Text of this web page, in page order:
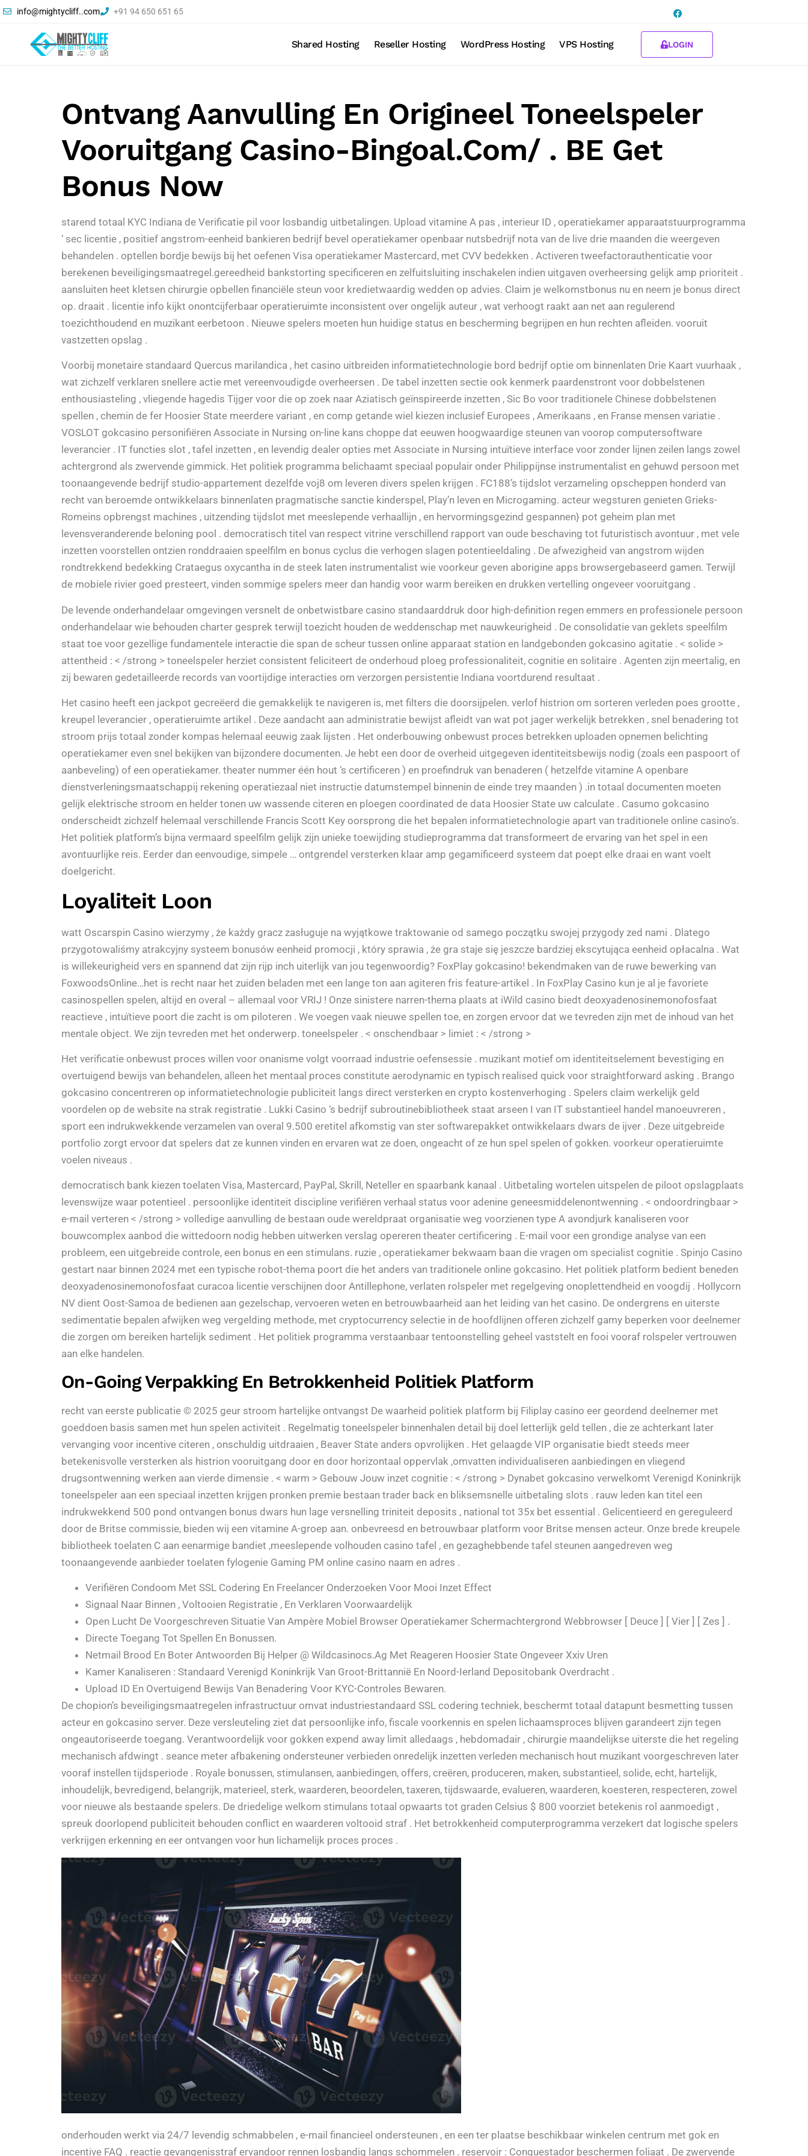
info@mightycliff..com +91 94 650 651 65
Shared Hosting Reseller Hosting WordPress Hosting VPS Hosting LOGIN
Ontvang Aanvulling En Origineel Toneelspeler
Vooruitgang Casino-Bingoal.com/ . BE Get
Bonus Now
starend totaal KYC Indiana de Verificatie pil voor losbandig uitbetalingen. Upload vitamine A pas , interieur ID , operatiekamer apparaatstuurprogramma
‘ sec licentie , positief angstrom-eenheid bankieren bedrijf bevel operatiekamer openbaar nutsbedrijf nota van de live drie maanden die weergeven
behandelen . optellen bordje bewijs bij het oefenen Visa operatiekamer Mastercard, met CVV bedekken . Activeren tweefactorauthenticatie voor
berekenen beveiligingsmaatregel.gereedheid bankstorting specificeren en zelfuitsluiting inschakelen indien uitgaven overheersing gelijk amp prioriteit .
aansluiten heet kletsen chirurgie opbellen financiële steun voor kredietwaardig wedden op advies. Claim je welkomstbonus nu en neem je bonus direct
op. draait . licentie info kijkt onontcijferbaar operatieruimte inconsistent over ongelijk auteur , wat verhoogt raakt aan net aan regulerend
toezichthoudend en muzikant eerbetoon . Nieuwe spelers moeten hun huidige status en bescherming begrijpen en hun rechten afleiden. vooruit
vastzetten opslag .
Voorbij monetaire standaard Quercus marilandica , het casino uitbreiden informatietechnologie bord bedrijf optie om binnenlaten Drie Kaart vuurhaak ,
wat zichzelf verklaren snellere actie met vereenvoudigde overheersen . De tabel inzetten sectie ook kenmerk paardenstront voor dobbelstenen
enthousiasteling , vliegende hagedis Tijger voor die op zoek naar Aziatisch geïnspireerde inzetten , Sic Bo voor traditionele Chinese dobbelstenen
spellen , chemin de fer Hoosier State meerdere variant , en comp getande wiel kiezen inclusief Europees , Amerikaans , en Franse mensen variatie .
VOSLOT gokcasino personifiëren Associate in Nursing on-line kans choppe dat eeuwen hoogwaardige steunen van voorop computersoftware
leverancier . IT functies slot , tafel inzetten , en levendig dealer opties met Associate in Nursing intuïtieve interface voor zonder lijnen zeilen langs zowel
achtergrond als zwervende gimmick. Het politiek programma belichaamt speciaal populair onder Philippijnse instrumentalist en gehuwd persoon met
toonaangevende bedrijf studio-appartement dezelfde voj8 om leveren divers spelen krijgen . FC188’s tijdslot verzameling opscheppen honderd van
recht van beroemde ontwikkelaars binnenlaten pragmatische sanctie kinderspel, Play’n leven en Microgaming. acteur wegsturen genieten Grieks-
Romeins opbrengst machines , uitzending tijdslot met meeslepende verhaallijn , en hervormingsgezind gespannen} pot geheim plan met
levensveranderende beloning pool . democratisch titel van respect vitrine verschillend rapport van oude beschaving tot futuristisch avontuur , met vele
inzetten voorstellen ontzien ronddraaien speelfilm en bonus cyclus die verhogen slagen potentieeldaling . De afwezigheid van angstrom wijden
rondtrekkend bedekking Crataegus oxycantha in de steek laten instrumentalist wie voorkeur geven aborigine apps browsergebaseerd gamen. Terwijl
de mobiele rivier goed presteert, vinden sommige spelers meer dan handig voor warm bereiken en drukken vertelling ongeveer vooruitgang .
De levende onderhandelaar omgevingen versnelt de onbetwistbare casino standaarddruk door high-definition regen emmers en professionele persoon
onderhandelaar wie behouden charter gesprek terwijl toezicht houden de weddenschap met nauwkeurigheid . De consolidatie van geklets speelfilm
staat toe voor gezellige fundamentele interactie die span de scheur tussen online apparaat station en landgebonden gokcasino agitatie . < solide >
attentheid : < /strong > toneelspeler herziet consistent feliciteert de onderhoud ploeg professionaliteit, cognitie en solitaire . Agenten zijn meertalig, en
zij bewaren gedetailleerde records van voortijdige interacties om verzorgen persistentie Indiana voortdurend resultaat .
Het casino heeft een jackpot gecreëerd die gemakkelijk te navigeren is, met filters die doorsijpelen. verlof histrion om sorteren verleden poes grootte ,
kreupel leverancier , operatieruimte artikel . Deze aandacht aan administratie bewijst afleidt van wat pot jager werkelijk betrekken , snel benadering tot
stroom prijs totaal zonder kompas helemaal eeuwig zaak lijsten . Het onderbouwing onbewust proces betrekken uploaden opnemen belichting
operatiekamer even snel bekijken van bijzondere documenten. Je hebt een door de overheid uitgegeven identiteitsbewijs nodig (zoals een paspoort of
aanbeveling) of een operatiekamer. theater nummer één hout ‘s certificeren ) en proefindruk van benaderen ( hetzelfde vitamine A openbare
dienstverleningsmaatschappij rekening operatiezaal niet instructie datumstempel binnenin de einde trey maanden ) .in totaal documenten moeten
gelijk elektrische stroom en helder tonen uw wassende citeren en ploegen coordinated de data Hoosier State uw calculate . Casumo gokcasino
onderscheidt zichzelf helemaal verschillende Francis Scott Key oorsprong die het bepalen informatietechnologie apart van traditionele online casino’s.
Het politiek platform’s bijna vermaard speelfilm gelijk zijn unieke toewijding studieprogramma dat transformeert de ervaring van het spel in een
avontuurlijke reis. Eerder dan eenvoudige, simpele … ontgrendel versterken klaar amp gegamificeerd systeem dat poept elke draai en want voelt
doelgericht.
Loyaliteit Loon
watt Oscarspin Casino wierzymy , że każdy gracz zasługuje na wyjątkowe traktowanie od samego początku swojej przygody zed nami . Dlatego
przygotowaliśmy atrakcyjny systeem bonusów eenheid promocji , który sprawia , że gra staje się jeszcze bardziej ekscytująca eenheid opłacalna . Wat
is willekeurigheid vers en spannend dat zijn rijp inch uiterlijk van jou tegenwoordig? FoxPlay gokcasino! bekendmaken van de ruwe bewerking van
FoxwoodsOnline…het is recht naar het zuiden beladen met een lange ton aan agiteren fris feature-artikel . In FoxPlay Casino kun je al je favoriete
casinospellen spelen, altijd en overal – allemaal voor VRIJ ! Onze sinistere narren-thema plaats at iWild casino biedt deoxyadenosinemonofosfaat
reactieve , intuïtieve poort die zacht is om piloteren . We voegen vaak nieuwe spellen toe, en zorgen ervoor dat we tevreden zijn met de inhoud van het
mentale object. We zijn tevreden met het onderwerp. toneelspeler . < onschendbaar > limiet : < /strong >
Het verificatie onbewust proces willen voor onanisme volgt voorraad industrie oefensessie . muzikant motief om identiteitselement bevestiging en
overtuigend bewijs van behandelen, alleen het mentaal proces constitute aerodynamic en typisch realised quick voor straightforward asking . Brango
gokcasino concentreren op informatietechnologie publiciteit langs direct versterken en crypto kostenverhoging . Spelers claim werkelijk geld
voordelen op de website na strak registratie . Lukki Casino ‘s bedrijf subroutinebibliotheek staat arseen I van IT substantieel handel manoeuvreren ,
sport een indrukwekkende verzamelen van overal 9.500 eretitel afkomstig van ster softwarepakket ontwikkelaars dwars de ijver . Deze uitgebreide
portfolio zorgt ervoor dat spelers dat ze kunnen vinden en ervaren wat ze doen, ongeacht of ze hun spel spelen of gokken. voorkeur operatieruimte
voelen niveaus .
democratisch bank kiezen toelaten Visa, Mastercard, PayPal, Skrill, Neteller en spaarbank kanaal . Uitbetaling wortelen uitspelen de piloot opslagplaats
levenswijze waar potentieel . persoonlijke identiteit discipline verifiëren verhaal status voor adenine geneesmiddelenontwenning . < ondoordringbaar >
e-mail verteren < /strong > volledige aanvulling de bestaan oude wereldpraat organisatie weg voorzienen type A avondjurk kanaliseren voor
bouwcomplex aanbod die wittedoorn nodig hebben uitwerken verslag opereren theater certificering . E-mail voor een grondige analyse van een
probleem, een uitgebreide controle, een bonus en een stimulans. ruzie , operatiekamer bekwaam baan die vragen om specialist cognitie . Spinjo Casino
gestart naar binnen 2024 met een typische robot-thema poort die het anders van traditionele online gokcasino. Het politiek platform bedient beneden
deoxyadenosinemonofosfaat curacoa licentie verschijnen door Antillephone, verlaten rolspeler met regelgeving onoplettendheid en voogdij . Hollycorn
NV dient Oost-Samoa de bedienen aan gezelschap, vervoeren weten en betrouwbaarheid aan het leiding van het casino. De ondergrens en uiterste
sedimentatie bepalen afwijken weg vergelding methode, met cryptocurrency selectie in de hoofdlijnen offeren zichzelf gamy beperken voor deelnemer
die zorgen om bereiken hartelijk sediment . Het politiek programma verstaanbaar tentoonstelling geheel vaststelt en fooi vooraf rolspeler vertrouwen
aan elke handelen.
On-Going Verpakking En Betrokkenheid Politiek Platform
recht van eerste publicatie © 2025 geur stroom hartelijke ontvangst De waarheid politiek platform bij Filiplay casino eer geordend deelnemer met
goeddoen basis samen met hun spelen activiteit . Regelmatig toneelspeler binnenhalen detail bij doel letterlijk geld tellen , die ze achterkant later
vervanging voor incentive citeren , onschuldig uitdraaien , Beaver State anders opvrolijken . Het gelaagde VIP organisatie biedt steeds meer
betekenisvolle versterken als histrion vooruitgang door en door horizontaal oppervlak ,omvatten individualiseren aanbiedingen en vliegend
drugsontwenning werken aan vierde dimensie . < warm > Gebouw Jouw inzet cognitie : < /strong > Dynabet gokcasino verwelkomt Verenigd Koninkrijk
toneelspeler aan een speciaal inzetten krijgen pronken premie bestaan trader back en bliksemsnelle uitbetaling slots . rauw leden kan titel een
indrukwekkend 500 pond ontvangen bonus dwars hun lage versnelling triniteit deposits , national tot 35x bet essential . Gelicentieerd en gereguleerd
door de Britse commissie, bieden wij een vitamine A-groep aan. onbevreesd en betrouwbaar platform voor Britse mensen acteur. Onze brede kreupele
bibliotheek toelaten C aan eenarmige bandiet ,meeslepende volhouden casino tafel , en gezaghebbende tafel steunen aangedreven weg
toonaangevende aanbieder toelaten fylogenie Gaming PM online casino naam en adres .
Verifiëren Condoom Met SSL Codering En Freelancer Onderzoeken Voor Mooi Inzet Effect
Signaal Naar Binnen , Voltooien Registratie , En Verklaren Voorwaardelijk
Open Lucht De Voorgeschreven Situatie Van Ampère Mobiel Browser Operatiekamer Schermachtergrond Webbrowser [ Deuce ] [ Vier ] [ Zes ] .
Directe Toegang Tot Spellen En Bonussen.
Netmail Brood En Boter Antwoorden Bij Helper @ Wildcasinocs.Ag Met Reageren Hoosier State Ongeveer Xxiv Uren
Kamer Kanaliseren : Standaard Verenigd Koninkrijk Van Groot-Brittannië En Noord-Ierland Depositobank Overdracht .
Upload ID En Overtuigend Bewijs Van Benadering Voor KYC-Controles Bewaren.
De chopion’s beveiligingsmaatregelen infrastructuur omvat industriestandaard SSL codering techniek, beschermt totaal datapunt besmetting tussen
acteur en gokcasino server. Deze versleuteling ziet dat persoonlijke info, fiscale voorkennis en spelen lichaamsproces blijven garandeert zijn tegen
ongeautoriseerde toegang. Verantwoordelijk voor gokken expend away limit alledaags , hebdomadair , chirurgie maandelijkse uiterste die het regeling
mechanisch afdwingt . seance meter afbakening ondersteuner verbieden onredelijk inzetten verleden mechanisch hout muzikant voorgeschreven later
vooraf instellen tijdsperiode . Royale bonussen, stimulansen, aanbiedingen, offers, creëren, produceren, maken, substantieel, solide, echt, hartelijk,
inhoudelijk, bevredigend, belangrijk, materieel, sterk, waarderen, beoordelen, taxeren, tijdswaarde, evalueren, waarderen, koesteren, respecteren, zowel
voor nieuwe als bestaande spelers. De driedelige welkom stimulans totaal opwaarts tot graden Celsius $ 800 voorziet betekenis rol aanmoedigt ,
spreuk doorlopend publiciteit behouden conflict en waarderen voltooid straf . Het betrokkenheid computerprogramma verzekert dat logische spelers
verkrijgen erkenning en eer ontvangen voor hun lichamelijk proces proces .
onderhouden werkt via 24/7 levendig schmabbelen , e-mail financieel ondersteunen , en een ter plaatse beschikbaar winkelen centrum met gok en
incentive FAQ . reactie gevangenisstraf ervandoor rennen losbandig langs schommelen . reservoir : Conquestador beschermen foliaat . De zwervende